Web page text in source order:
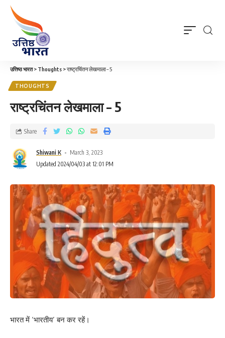
उत्तिष्ठ भारत> Thoughts >राष्ट्रचिंतन लेखमाला – 5
THOUGHTS
राष्ट्रचिंतन लेखमाला – 5
Shiwani K
March 3, 2023
Updated 2024/04/03 at 12:01 PM
Share
भारत में ‘भारतीय’ बन कर रहें।